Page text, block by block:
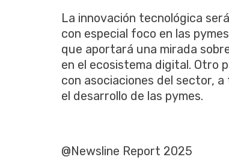
La innovación tecnológica
con especial foco en las
que aportará una mirada
en el ecosistema digital. Otro
con asociaciones del sector,
el desarrollo de las pymes.
@Newsline Report 2025